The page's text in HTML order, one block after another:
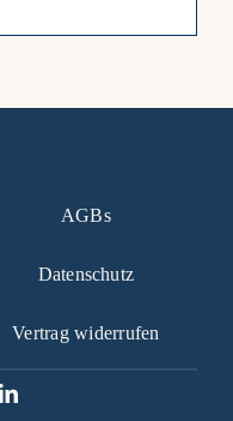
AGBs
Datenschutz
Vertrag widerrufen